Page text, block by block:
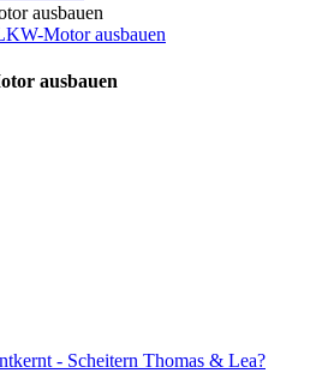
Motor ausbauen
ausbauen
- Scheitern Thomas & Lea?